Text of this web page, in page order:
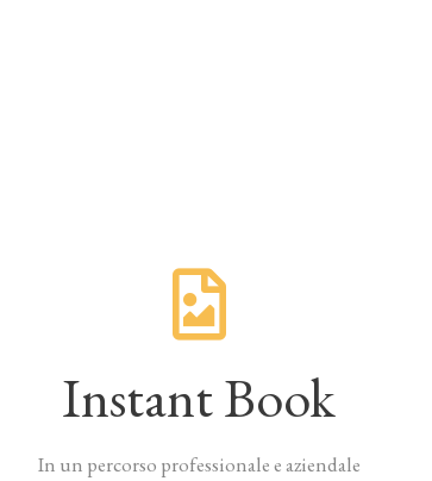
Instant Book
In un percorso professionale e aziendale